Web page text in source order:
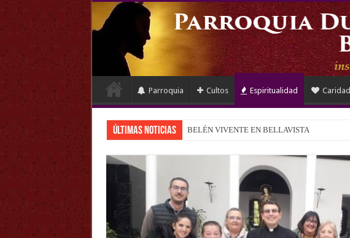
Parroquia Cultos Espiritualidad Caridad
últimas noticias BELÉN VIVENTE EN BELLAVISTA